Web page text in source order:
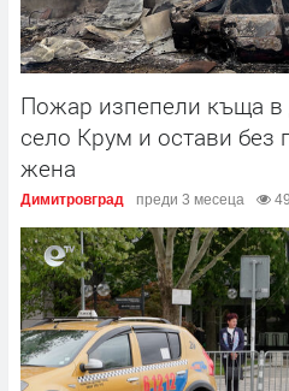
Пожар изпепели къща в
село Крум и остави без
жена
Димитровград преди 3 месеца